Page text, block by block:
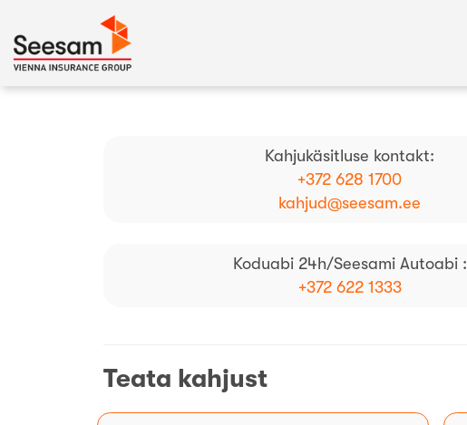
Kahjukäsitluse kontakt:
+372 628 1700
kahjud@seesam.ee
Koduabi 24h/Seesami Autoabi :
+372 622 1333
Teata kahjust